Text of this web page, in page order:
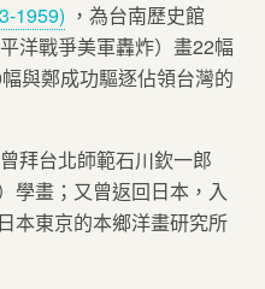
1959) ，為台南歷史館
洋戰爭美軍轟炸）畫22幅
與鄭成功驅逐佔領台灣的
拜台北師範石川欽一郎
學畫；又曾返回日本，入
本東京的本鄉洋畫研究所